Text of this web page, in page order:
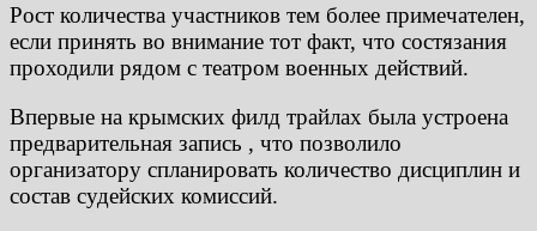
Рост количества участников тем более примечателен,
если принять во внимание тот факт, что состязания
проходили рядом с театром военных действий.
Впервые на крымских филд трайлах была устроена
предварительная запись , что позволило
организатору спланировать количество дисциплин и
состав судейских комиссий.